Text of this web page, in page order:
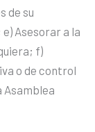
de su
Asesorar a la
f)
o de control
Asamblea